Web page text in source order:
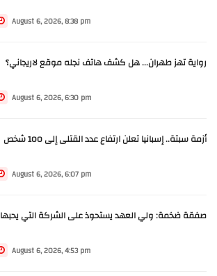
August 6, 2026, 8:38 pm
رواية تهز طهران... هل كشف هاتف نجله موقع لاريجاني؟
August 6, 2026, 6:30 pm
أزمة سبتة.. إسبانيا تعلن ارتفاع عدد القتلى إلى 100 شخص
August 6, 2026, 6:07 pm
صفقة ضخمة: ولي العهد يستحوذ على الشركة التي يحبها
August 6, 2026, 4:53 pm